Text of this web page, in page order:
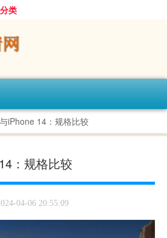
类
iPhone 14：规格比较
：规格比较
04-06 20:55:09